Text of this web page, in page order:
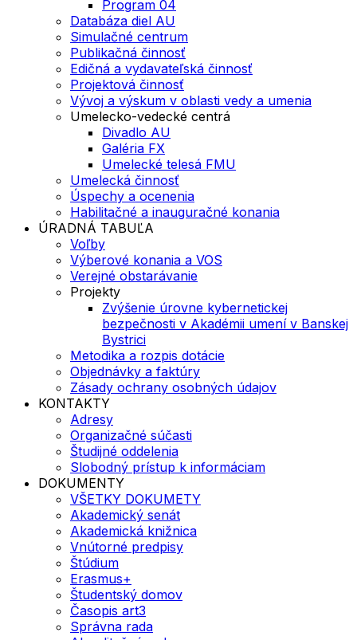
Program 04
Databáza diel AU
Simulačné centrum
Publikačná činnosť
Edičná a vydavateľská činnosť
Projektová činnosť
Vývoj a výskum v oblasti vedy a umenia
Umelecko-vedecké centrá
Divadlo AU
Galéria FX
Umelecké telesá FMU
Umelecká činnosť
Úspechy a ocenenia
Habilitačné a inauguračné konania
ÚRADNÁ TABUĽA
Voľby
Výberové konania a VOS
Verejné obstarávanie
Projekty
Zvýšenie úrovne kybernetickej
bezpečnosti v Akadémii umení v Banskej
Bystrici
Metodika a rozpis dotácie
Objednávky a faktúry
Zásady ochrany osobných údajov
KONTAKTY
Adresy
Organizačné súčasti
Študijné oddelenia
Slobodný prístup k informáciam
DOKUMENTY
VŠETKY DOKUMETY
Akademický senát
Akademická knižnica
Vnútorné predpisy
Štúdium
Erasmus+
Študentský domov
Časopis art3
Správna rada